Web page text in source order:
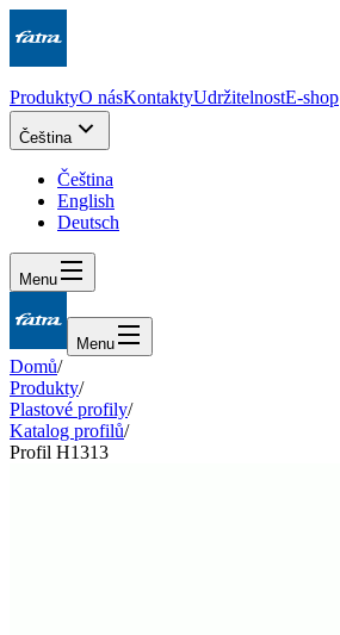
ProduktyO násKontaktyUdržitelnostE-shop
Čeština
Čeština
English
Deutsch
Menu
Menu
Domů/
Produkty/
Plastové profily/
Katalog profilů/
Profil H1313